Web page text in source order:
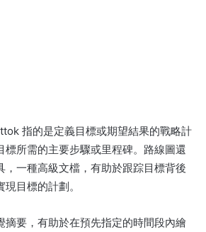
指的是定義目標或期望結果的戰略計
所需的主要步驟或里程碑。 路線圖還
，一種高級文檔，有助於跟踪目標背後
目標的計劃。
摘要，有助於在預先指定的時間段內繪